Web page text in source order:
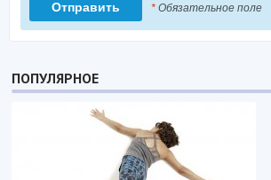
* Обязательное поле
ПОПУЛЯРНОЕ